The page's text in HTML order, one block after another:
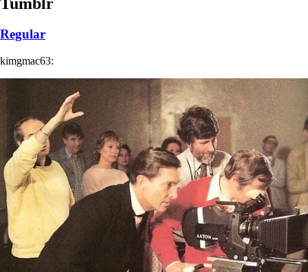
Tumblr
Regular
kimgmac63: